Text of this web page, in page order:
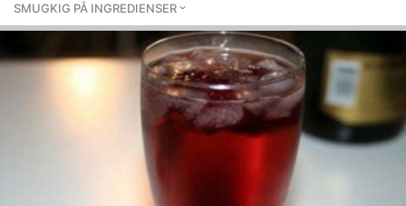
SMUGKIG PÅ INGREDIENSER